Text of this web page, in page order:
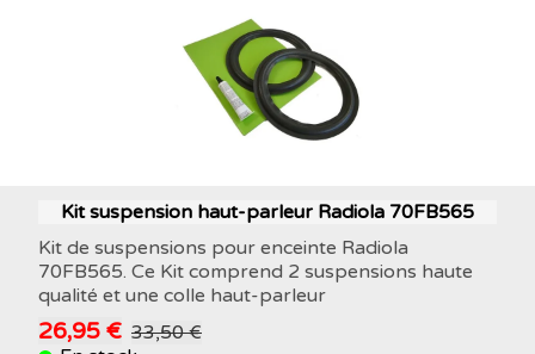
Kit suspension haut-parleur Radiola 70FB565
Kit de suspensions pour enceinte Radiola
70FB565. Ce Kit comprend 2 suspensions haute
qualité et une colle haut-parleur
26,95 € 33,50 €